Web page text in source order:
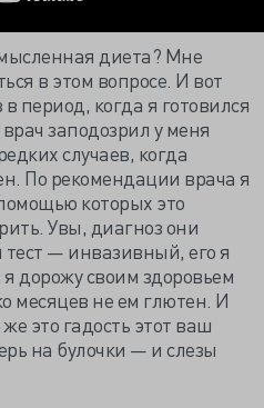
диета? Мне
в этом вопросе. И вот
период, когда я готовился
заподозрил у меня
случаев, когда
По рекомендации врача я
которых это
Увы, диагноз они
— инвазивный, его я
дорожу своим здоровьем
месяцев не ем глютен. И
это гадость этот ваш
на булочки — и слезы